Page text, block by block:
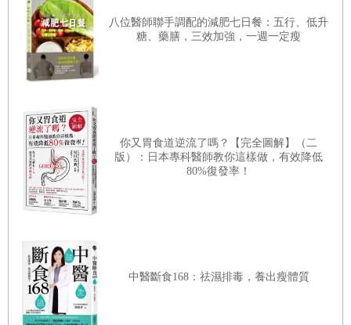
每日簡易記錄，確認體力的成長
10分鐘照表操課，生存運動計畫展開！
運動計畫A1~A5╱
運動計畫
想自我挑戰？試試看「更多」、「更快」
新的一年，就用這套計畫來管理體力吧！
Part3生存飲食，做好能量補給！
你真的有好好吃飯嗎？
對於米飯，是愛？還是執著呢？
飯吃過頭了，也會轉變成脂肪
吃得太鹹，是另一顆健康炸彈
八位醫師聯手調配的減肥七日餐：五行、低升
糖、藥膳，三效加強，一週一定瘦
你又胃食道逆流了嗎？【完全圖解】（二
版）：日本專科醫師教你這樣做，有效降低
80%復發率！
中醫斷食168：祛濕排毒，養出瘦體質